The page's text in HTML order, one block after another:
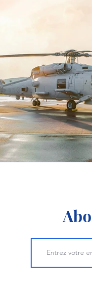
Motorisation
J-35
H145M Opération